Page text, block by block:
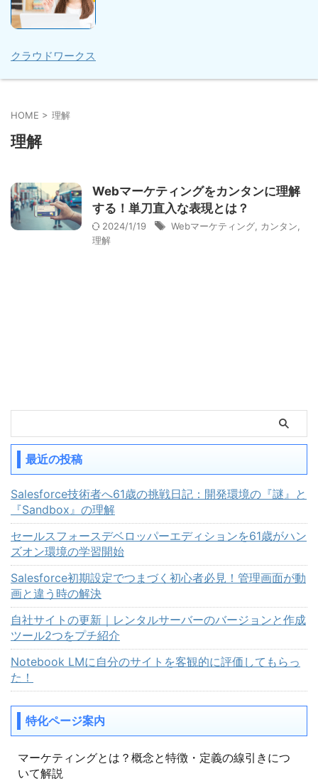
クラウドワークス
HOME > 理解
理解
Webマーケティングをカンタンに理解
する！単刀直入な表現とは？
2024/1/19 Webマーケティング カンタン
理解
最近の投稿
Salesforce技術者へ61歳の挑戦日記：開発環境の『謎』と
『Sandbox』の理解
セールスフォースデベロッパーエディションを61歳がハン
ズオン環境の学習開始
Salesforce初期設定でつまづく初心者必見！管理画面が動
画と違う時の解決
自社サイトの更新｜レンタルサーバーのバージョンと作成
ツール2つをプチ紹介
Notebook LMに自分のサイトを客観的に評価してもらっ
た！
特化ページ案内
マーケティングとは？概念と特徴・定義の線引きにつ
いて解説